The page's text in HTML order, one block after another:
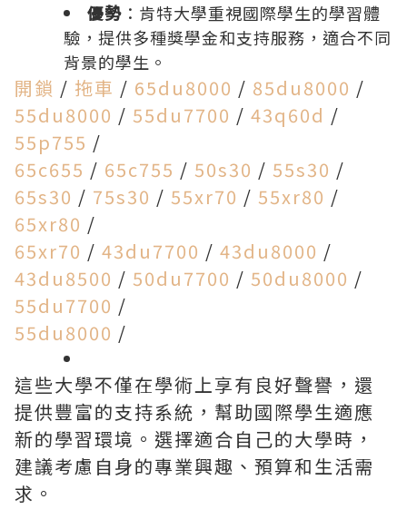
優勢 ：肯特大學重視國際學生的學習體
驗，提供多種獎學金和支持服務，適合不同
背景的學生。
開鎖 / 拖車 / 65du8000 / 85du8000 /
55du8000 / 55du7700 / 43q60d /
55p755 /
65c655 / 65c755 / 50s30 / 55s30 /
65s30 / 75s30 / 55xr70 / 55xr80 /
65xr80 /
65xr70 / 43du7700 / 43du8000 /
43du8500 / 50du7700 / 50du8000 /
55du7700 /
55du8000 /
這些大學不僅在學術上享有良好聲譽，還
提供豐富的支持系統，幫助國際學生適應
新的學習環境。選擇適合自己的大學時，
建議考慮自身的專業興趣、預算和生活需
求。